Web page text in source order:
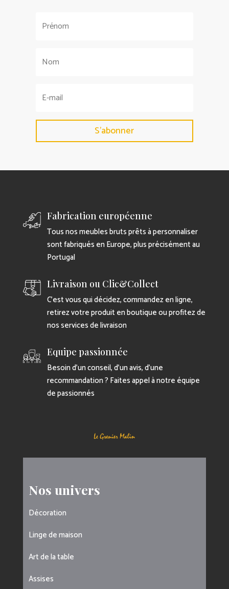
S'abonner
Fabrication européenne
Tous nos meubles bruts prêts à personnaliser
sont fabriqués en Europe, plus précisément au
Portugal
Livraison ou Clic&Collect
C’est vous qui décidez, commandez en ligne,
retirez votre produit en boutique ou profitez de
nos services de livraison
Equipe passionnée
Besoin d’un conseil, d’un avis, d’une
recommandation ? Faites appel à notre équipe
de passionnés
Nos univers
Décoration
Linge de maison
Art de la table
Assises